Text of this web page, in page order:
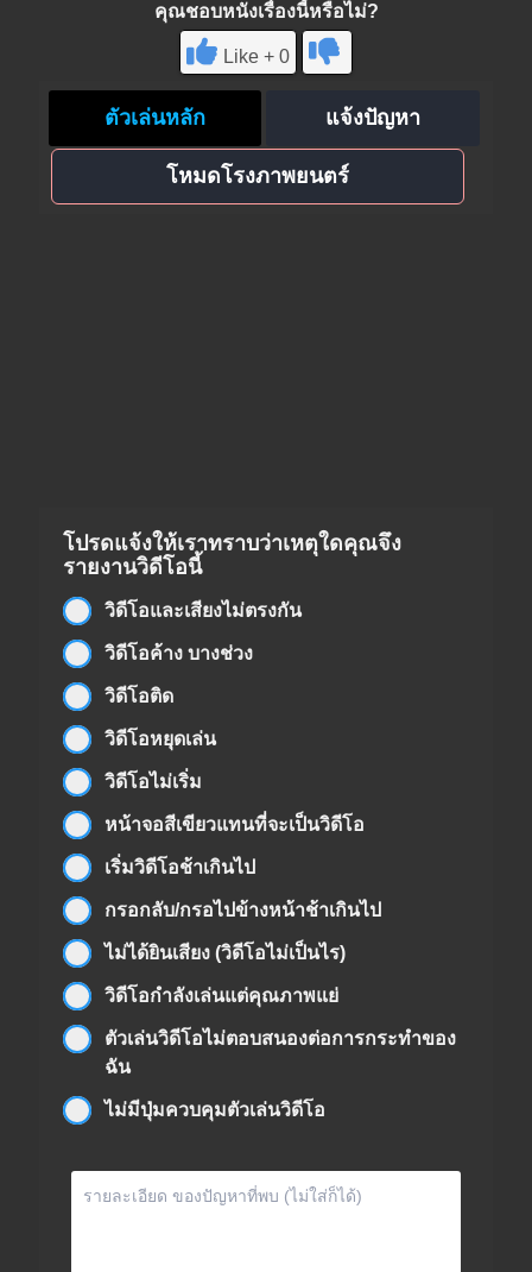
คุณชอบหนังเรื่องนี้หรือไม่?
Like + 0
ตัวเล่นหลัก แจ้งปัญหา
โหมดโรงภาพยนตร์
โปรดแจ้งให้เราทราบว่าเหตุใดคุณจึง
รายงานวิดีโอนี้
วิดีโอและเสียงไม่ตรงกัน
วิดีโอค้าง บางช่วง
วิดีโอติด
วิดีโอหยุดเล่น
วิดีโอไม่เริ่ม
หน้าจอสีเขียวแทนที่จะเป็นวิดีโอ
เริ่มวิดีโอช้าเกินไป
กรอกลับ/กรอไปข้างหน้าช้าเกินไป
ไม่ได้ยินเสียง (วิดีโอไม่เป็นไร)
วิดีโอกำลังเล่นแต่คุณภาพแย่
ตัวเล่นวิดีโอไม่ตอบสนองต่อการกระทำของ
ฉัน
ไม่มีปุ่มควบคุมตัวเล่นวิดีโอ